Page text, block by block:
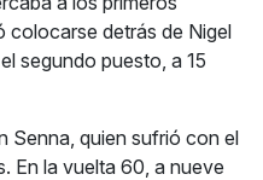
colocarse detrás de Nigel
segundo puesto, a 15
Senna, quien sufrió con el
En la vuelta 60, a nueve